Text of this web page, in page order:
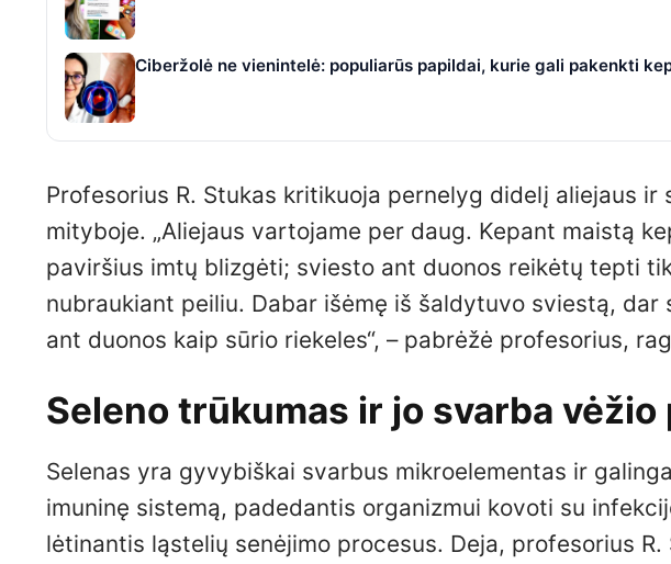
Ciberžolė ne vienintelė: populiarūs papildai, kurie gali pakenkti
Profesorius R. Stukas kritikuoja pernelyg didelį aliejaus
mityboje. „Aliejaus vartojame per daug. Kepant maistą
paviršius imtų blizgėti; sviesto ant duonos reikėtų tepti
nubraukiant peiliu. Dabar išėmę iš šaldytuvo sviestą,
ant duonos kaip sūrio riekeles“, – pabrėžė profesorius,
Seleno trūkumas ir jo svarba vėžio
Selenas yra gyvybiškai svarbus mikroelementas ir
imuninę sistemą, padedantis organizmui kovoti su
lėtinantis ląstelių senėjimo procesus. Deja, profesorius